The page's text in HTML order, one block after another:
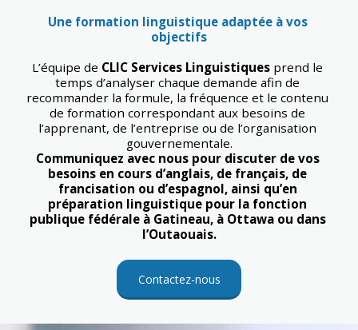
Une formation linguistique adaptée à vos
objectifs
L’équipe de CLIC Services Linguistiques prend le
temps d’analyser chaque demande afin de
recommander la formule, la fréquence et le contenu
de formation correspondant aux besoins de
l’apprenant, de l’entreprise ou de l’organisation
gouvernementale.
Communiquez avec nous pour discuter de vos
besoins en cours d’anglais, de français, de
francisation ou d’espagnol, ainsi qu’en
préparation linguistique pour la fonction
publique fédérale à Gatineau, à Ottawa ou dans
l’Outaouais.
Contactez-nous